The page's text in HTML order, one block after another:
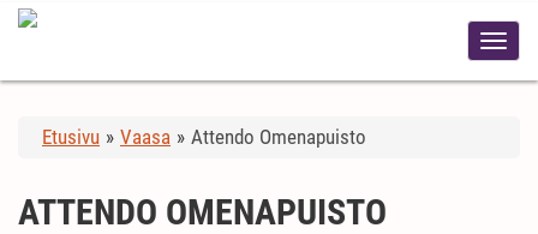
Etusivu » Vaasa » Attendo Omenapuisto
ATTENDO OMENAPUISTO